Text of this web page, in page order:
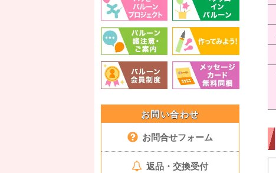
お問い合わせ
お問合せフォーム
返品・交換受付